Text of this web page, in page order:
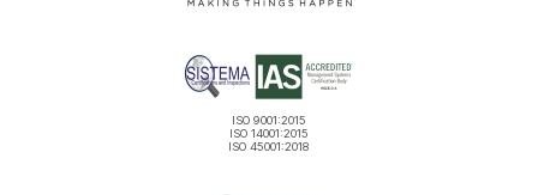
ISO 9001:2015
ISO 14001:2015
ISO 45001:2018